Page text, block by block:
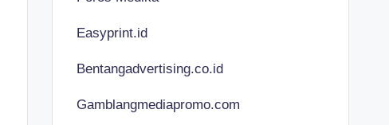
Easyprint.id
Bentangadvertising.co.id
Gamblangmediapromo.com